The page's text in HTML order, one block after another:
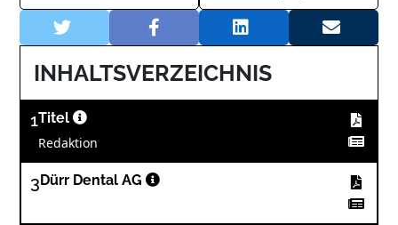
INHALTSVERZEICHNIS
1Titel
Redaktion
3 Dürr Dental AG